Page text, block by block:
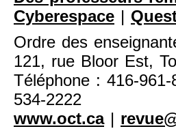
Cyberespace |
Ordre des
121, rue Bloor Est,
Téléphone : 416-
534-2222
www.oct.ca|